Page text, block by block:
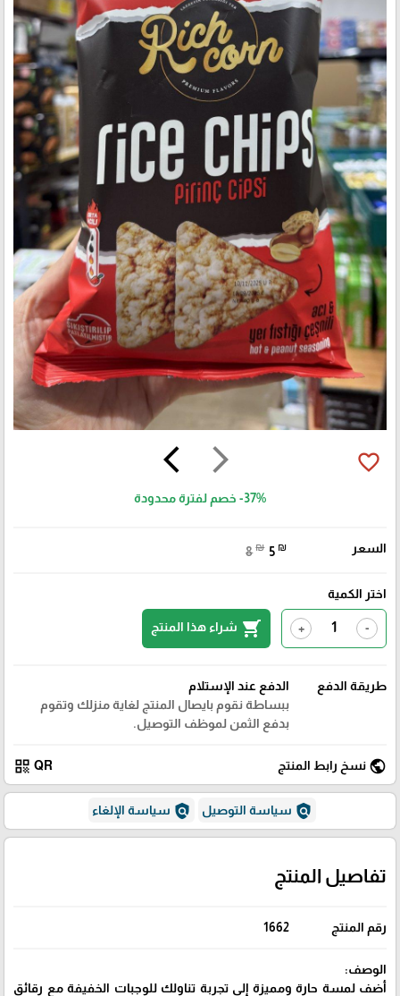
🎓
arrow_forward_ios
arrow_back_ios favorite_border
-37% خصم لفترة محدودة
السعر 8 ₪ 5 ₪
اختر الكمية
-
+
shopping_cart شراء هذا المنتج
طريقة الدفع
الدفع عند الإستلام
ببساطة نقوم بايصال المنتج لغاية منزلك وتقوم
بدفع الثمن لموظف التوصيل.
public نسخ رابط المنتج QR
qr_code
policy سياسة التوصيل policy سياسة الإلغاء
تفاصيل المنتج
رقم المنتج 1662
الوصف:
أضف لمسة حارة ومميزة إلى تجربة تناولك للوجبات الخفيفة مع رقائق